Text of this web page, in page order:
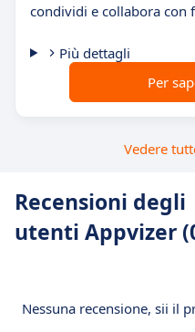
condividi e collabora con
Più dettagli
Per
Vedere
Recensioni degli
utenti Appvizer
Nessuna recensione, sii il